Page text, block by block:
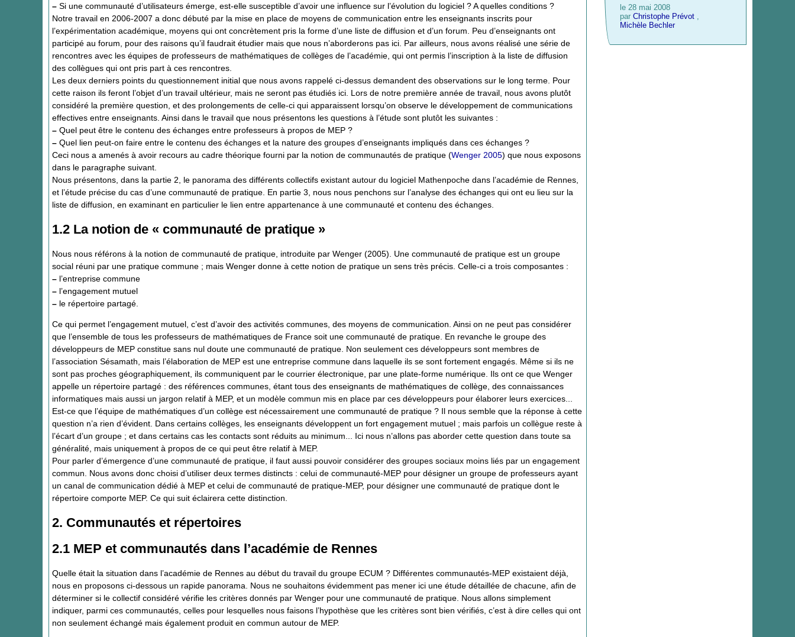
– Si une communauté d’utilisateurs émerge, est-elle susceptible d’avoir une influence sur l’évolution du logiciel ? A quelles conditions ?
Notre travail en 2006-2007 a donc débuté par la mise en place de moyens de communication entre les enseignants inscrits pour
l’expérimentation académique, moyens qui ont concrètement pris la forme d’une liste de diffusion et d’un forum. Peu d’enseignants ont
participé au forum, pour des raisons qu’il faudrait étudier mais que nous n’aborderons pas ici. Par ailleurs, nous avons réalisé une série de
rencontres avec les équipes de professeurs de mathématiques de collèges de l’académie, qui ont permis l’inscription à la liste de diffusion
des collègues qui ont pris part à ces rencontres.
Les deux derniers points du questionnement initial que nous avons rappelé ci-dessus demandent des observations sur le long terme. Pour
cette raison ils feront l’objet d’un travail ultérieur, mais ne seront pas étudiés ici. Lors de notre première année de travail, nous avons plutôt
considéré la première question, et des prolongements de celle-ci qui apparaissent lorsqu’on observe le développement de communications
effectives entre enseignants. Ainsi dans le travail que nous présentons les questions à l’étude sont plutôt les suivantes :
– Quel peut être le contenu des échanges entre professeurs à propos de MEP ?
– Quel lien peut-on faire entre le contenu des échanges et la nature des groupes d’enseignants impliqués dans ces échanges ?
Ceci nous a amenés à avoir recours au cadre théorique fourni par la notion de communautés de pratique (Wenger 2005) que nous exposons
dans le paragraphe suivant.
Nous présentons, dans la partie 2, le panorama des différents collectifs existant autour du logiciel Mathenpoche dans l’académie de Rennes,
et l’étude précise du cas d’une communauté de pratique. En partie 3, nous nous penchons sur l’analyse des échanges qui ont eu lieu sur la
liste de diffusion, en examinant en particulier le lien entre appartenance à une communauté et contenu des échanges.
1.2 La notion de « communauté de pratique »
Nous nous référons à la notion de communauté de pratique, introduite par Wenger (2005). Une communauté de pratique est un groupe
social réuni par une pratique commune ; mais Wenger donne à cette notion de pratique un sens très précis. Celle-ci a trois composantes :
– l’entreprise commune
– l’engagement mutuel
– le répertoire partagé.
Ce qui permet l’engagement mutuel, c’est d’avoir des activités communes, des moyens de communication. Ainsi on ne peut pas considérer
que l’ensemble de tous les professeurs de mathématiques de France soit une communauté de pratique. En revanche le groupe des
développeurs de MEP constitue sans nul doute une communauté de pratique. Non seulement ces développeurs sont membres de
l’association Sésamath, mais l’élaboration de MEP est une entreprise commune dans laquelle ils se sont fortement engagés. Même si ils ne
sont pas proches géographiquement, ils communiquent par le courrier électronique, par une plate-forme numérique. Ils ont ce que Wenger
appelle un répertoire partagé : des références communes, étant tous des enseignants de mathématiques de collège, des connaissances
informatiques mais aussi un jargon relatif à MEP, et un modèle commun mis en place par ces développeurs pour élaborer leurs exercices...
Est-ce que l’équipe de mathématiques d’un collège est nécessairement une communauté de pratique ? Il nous semble que la réponse à cette
question n’a rien d’évident. Dans certains collèges, les enseignants développent un fort engagement mutuel ; mais parfois un collègue reste à
l’écart d’un groupe ; et dans certains cas les contacts sont réduits au minimum... Ici nous n’allons pas aborder cette question dans toute sa
généralité, mais uniquement à propos de ce qui peut être relatif à MEP.
Pour parler d’émergence d’une communauté de pratique, il faut aussi pouvoir considérer des groupes sociaux moins liés par un engagement
commun. Nous avons donc choisi d’utiliser deux termes distincts : celui de communauté-MEP pour désigner un groupe de professeurs ayant
un canal de communication dédié à MEP et celui de communauté de pratique-MEP, pour désigner une communauté de pratique dont le
répertoire comporte MEP. Ce qui suit éclairera cette distinction.
2. Communautés et répertoires
2.1 MEP et communautés dans l’académie de Rennes
Quelle était la situation dans l’académie de Rennes au début du travail du groupe ECUM ? Différentes communautés-MEP existaient déjà,
nous en proposons ci-dessous un rapide panorama. Nous ne souhaitons évidemment pas mener ici une étude détaillée de chacune, afin de
déterminer si le collectif considéré vérifie les critères donnés par Wenger pour une communauté de pratique. Nous allons simplement
indiquer, parmi ces communautés, celles pour lesquelles nous faisons l’hypothèse que les critères sont bien vérifiés, c’est à dire celles qui ont
non seulement échangé mais également produit en commun autour de MEP.
le 28 mai 2008
par Christophe Prévot
Michèle Bechler